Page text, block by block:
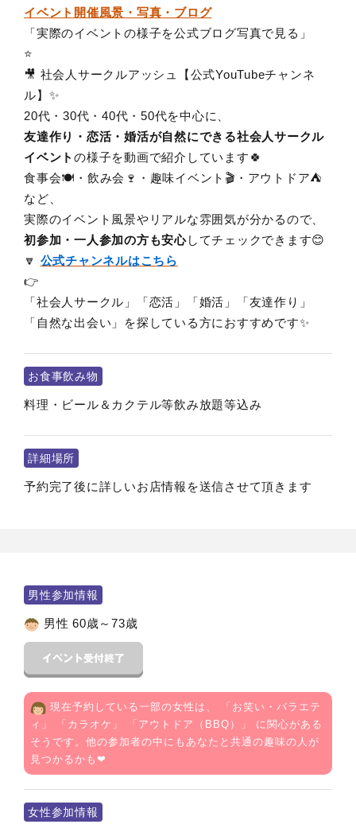
イベント開催風景・写真 ・ブログ
「実際のイベントの様子を公式ブログ写真で見る」
⭐️
🎥 社会人サークルアッシュ【公式YouTubeチャンネ
ル】✨
20代・30代・40代・50代を中心に、
友達作り・恋活・婚活が自然にできる社会人サークル
イベント の様子を動画で紹介しています🍀
食事会🍽️・飲み会🍷・趣味イベント🎬・アウトドア⛺️
など、
実際のイベント風景やリアルな雰囲気が分かるので、
初参加・一人参加の方も安心してチェックできます😊
🔽 公式チャンネルはこちら
👉
「社会人サークル」「恋活」「婚活」「友達作り」
「自然な出会い」を探している方におすすめです✨
お食事飲み物
料理・ビール＆カクテル等飲み放題等込み
詳細場所
予約完了後に詳しいお店情報を送信させて頂きます
男性参加情報
男性 60歳～73歳
現在予約している一部の女性は、 「 お笑い・バラエテ
ィ 」 「 カラオケ 」 「 アウトドア（BBQ）
」 に関心がある
そうです。他の参加者の中にもあなたと共通の趣味の人が
見つかるかも❤
女性参加情報